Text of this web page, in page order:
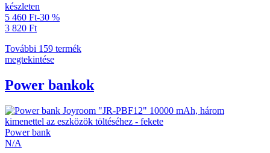
készleten
5 460 Ft-30 %
3 820 Ft
További 159 termék
megtekintése
Power bankok
Power bank
N/A